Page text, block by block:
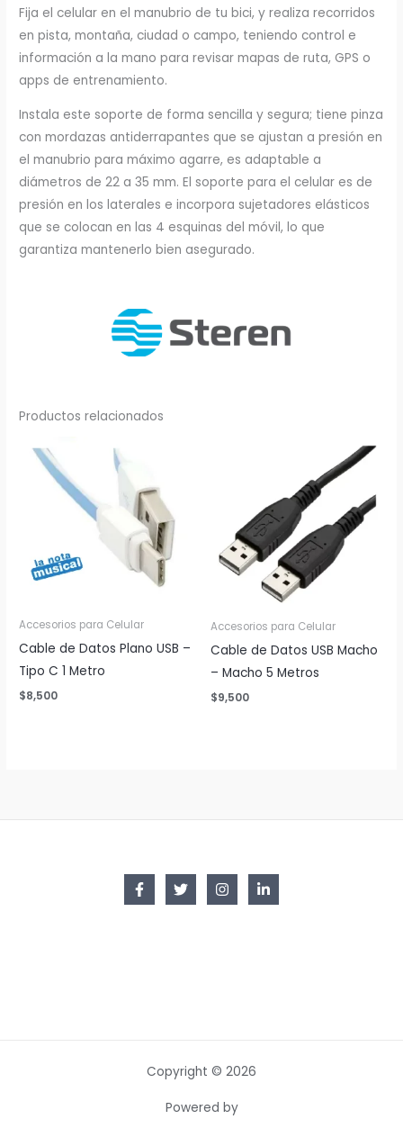
Fija el celular en el manubrio de tu bici, y realiza recorridos
en pista, montaña, ciudad o campo, teniendo control e
información a la mano para revisar mapas de ruta, GPS o
apps de entrenamiento.
Instala este soporte de forma sencilla y segura; tiene pinza
con mordazas antiderrapantes que se ajustan a presión en
el manubrio para máximo agarre, es adaptable a
diámetros de 22 a 35 mm. El soporte para el celular es de
presión en los laterales e incorpora sujetadores elásticos
que se colocan en las 4 esquinas del móvil, lo que
garantiza mantenerlo bien asegurado.
Productos relacionados
Accesorios para Celular
Cable de Datos Plano USB –
Tipo C 1 Metro
$8,500
Accesorios para Celular
Cable de Datos USB Macho
– Macho 5 Metros
$9,500
Copyright © 2026
Powered by